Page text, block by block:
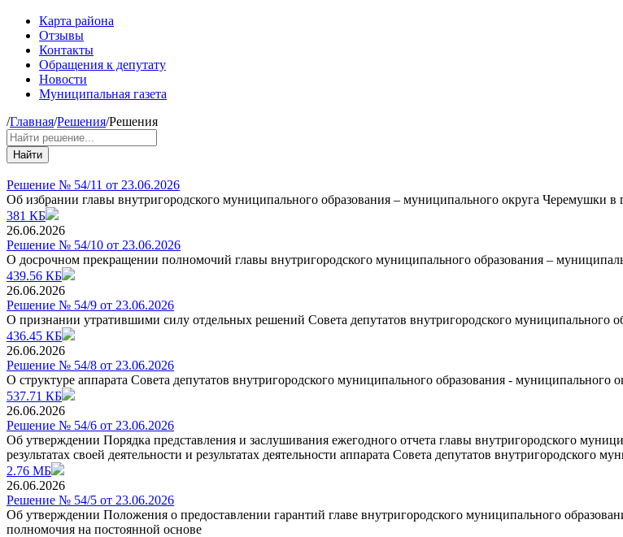
Карта района
Отзывы
Контакты
Обращения к депутату
Новости
Муниципальная газета
/Главная/Решения/Решения
Найти
Решение № 54/11 от 23.06.2026
Об избрании главы внутригородского муниципального образования – муниципального округа Черемушки в
381 КБ
26.06.2026
Решение № 54/10 от 23.06.2026
О досрочном прекращении полномочий главы внутригородского муниципального образования –
439.56 КБ
26.06.2026
Решение № 54/9 от 23.06.2026
О признании утратившими силу отдельных решений Совета депутатов внутригородского муниципального
436.45 КБ
26.06.2026
Решение № 54/8 от 23.06.2026
О структуре аппарата Совета депутатов внутригородского муниципального образования - муниципального
537.71 КБ
26.06.2026
Решение № 54/6 от 23.06.2026
Об утверждении Порядка представления и заслушивания ежегодного отчета главы внутригородского
результатах своей деятельности и результатах деятельности аппарата Совета депутатов
2.76 МБ
26.06.2026
Решение № 54/5 от 23.06.2026
Об утверждении Положения о предоставлении гарантий главе внутригородского муниципального
полномочия на постоянной основе